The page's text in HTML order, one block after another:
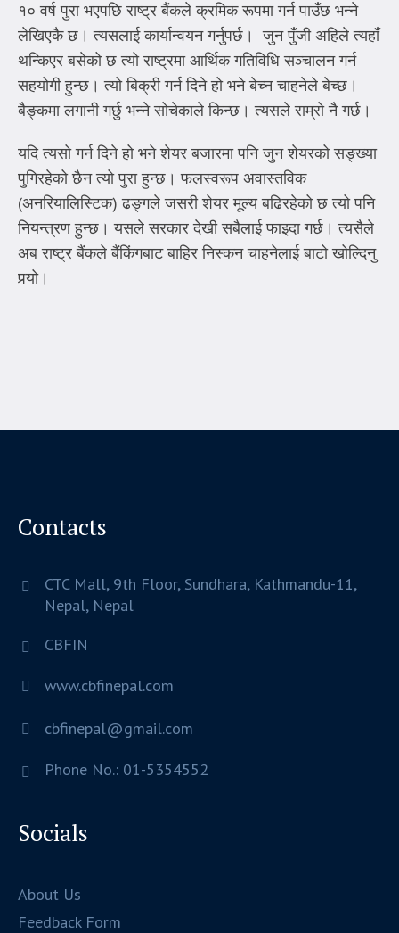
१० वर्ष पुरा भएपछि राष्ट्र बैंकले क्रमिक रूपमा गर्न पाउँछ भन्ने
लेखिएकै छ। त्यसलाई कार्यान्वयन गर्नुपर्छ। जुन पुँजी अहिले त्यहाँ
थन्किएर बसेको छ त्यो राष्ट्रमा आर्थिक गतिविधि सञ्चालन गर्न
सहयोगी हुन्छ। त्यो बिक्री गर्न दिने हो भने बेच्न चाहनेले बेच्छ।
बैङ्कमा लगानी गर्छु भन्ने सोचेकाले किन्छ। त्यसले राम्रो नै गर्छ।
यदि त्यसो गर्न दिने हो भने शेयर बजारमा पनि जुन शेयरको सङ्ख्या
पुगिरहेको छैन त्यो पुरा हुन्छ। फलस्वरूप अवास्तविक
(अनरियालिस्टिक) ढङ्गले जसरी शेयर मूल्य बढिरहेको छ त्यो पनि
नियन्त्रण हुन्छ। यसले सरकार देखी सबैलाई फाइदा गर्छ। त्यसैले
अब राष्ट्र बैंकले बैंकिंगबाट बाहिर निस्कन चाहनेलाई बाटो खोल्दिनु
पर्‍यो।
Contacts
CTC Mall, 9th Floor, Sundhara, Kathmandu-11,
Nepal, Nepal
CBFIN
www.cbfinepal.com
cbfinepal@gmail.com
Phone No.: 01-5354552
Socials
About Us
Feedback Form